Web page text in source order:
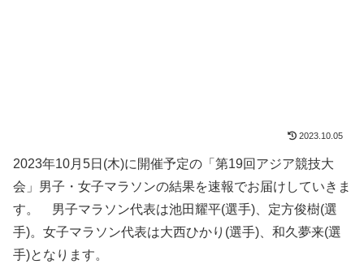
2023.10.05
2023年10月5日(木)に開催予定の「第19回アジア競技大
会」男子・女子マラソンの結果を速報でお届けしていきま
す。 男子マラソン代表は池田耀平(選手)、定方俊樹(選
手)。女子マラソン代表は大西ひかり(選手)、和久夢来(選
手)となります。